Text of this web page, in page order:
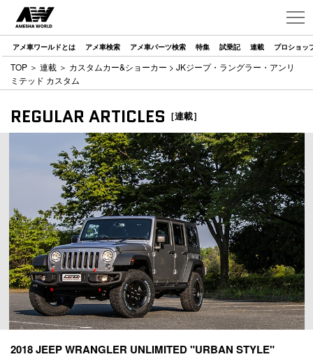
アメ車ワールドとは アメ車検索 アメ車パーツ検索 特集 試乗記 連載 プロショッ
TOP ＞ 連載 ＞ カスタムカー&ショーカー > JKジープ・ラングラー・アンリ
ミテッド カスタム
REGULAR ARTICLES ［連載］
2018 JEEP WRANGLER UNLIMITED "URBAN STYLE"